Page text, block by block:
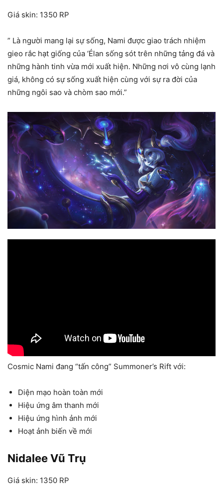
Giá skin: 1350 RP
” Là người mang lại sự sống, Nami được giao trách nhiệm
gieo rắc hạt giống của ‘Élan sống sót trên những tảng đá và
những hành tinh vừa mới xuất hiện. Những nơi vô cùng lạnh
giá, không có sự sống xuất hiện cùng với sự ra đời của
những ngôi sao và chòm sao mới.”
Cosmic Nami đang “tấn công” Summoner’s Rift với:
Diện mạo hoàn toàn mới
Hiệu ứng âm thanh mới
Hiệu ứng hình ảnh mới
Hoạt ảnh biến về mới
Nidalee Vũ Trụ
Giá skin: 1350 RP